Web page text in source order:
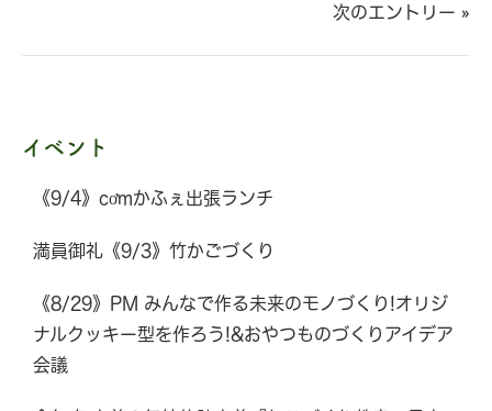
次のエントリー »
イベント
《9/4》cơmかふぇ出張ランチ
満員御礼《9/3》竹かごづくり
《8/29》PM みんなで作る未来のモノづくり!オリジ
ナルクッキー型を作ろう!&おやつものづくりアイデア
会議